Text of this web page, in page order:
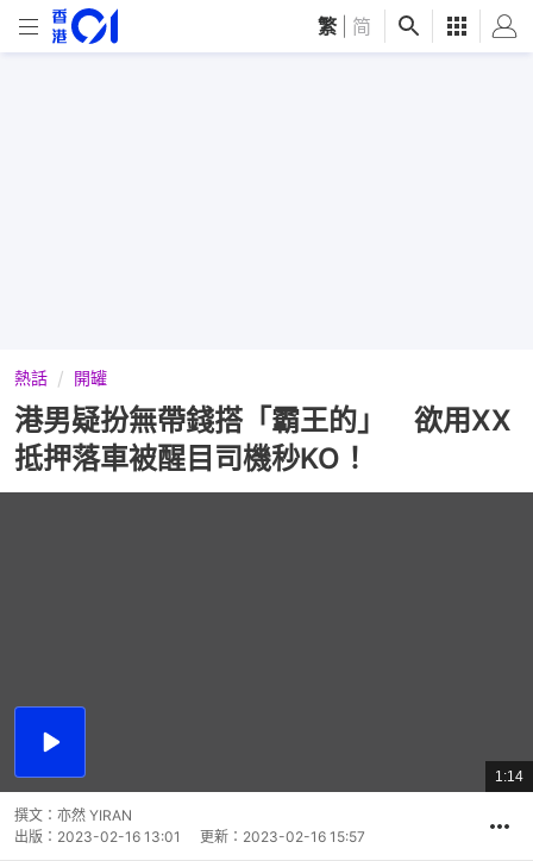
繁 简
熱話 開罐
港男疑扮無帶錢搭「霸王的」 欲用XX
抵押落車被醒目司機秒KO！
播
總
共
1:14
撰文： 亦然 YIRAN
出版： 2023-02-16 13:01 更新： 2023-02-16 15:57